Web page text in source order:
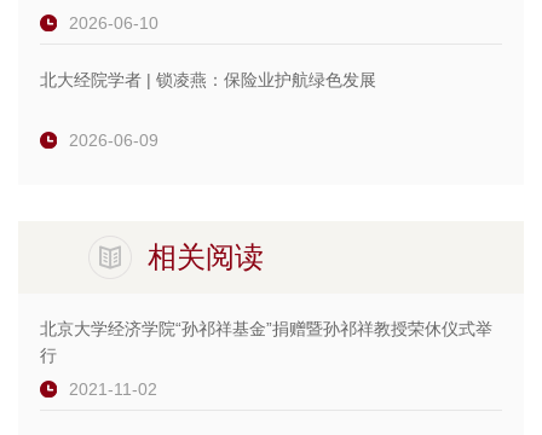
2026-06-10
北大经院学者 | 锁凌燕：保险业护航绿色发展
2026-06-09
相关阅读
北京大学经济学院“孙祁祥基金”捐赠暨孙祁祥教授荣休仪式举
行
2021-11-02